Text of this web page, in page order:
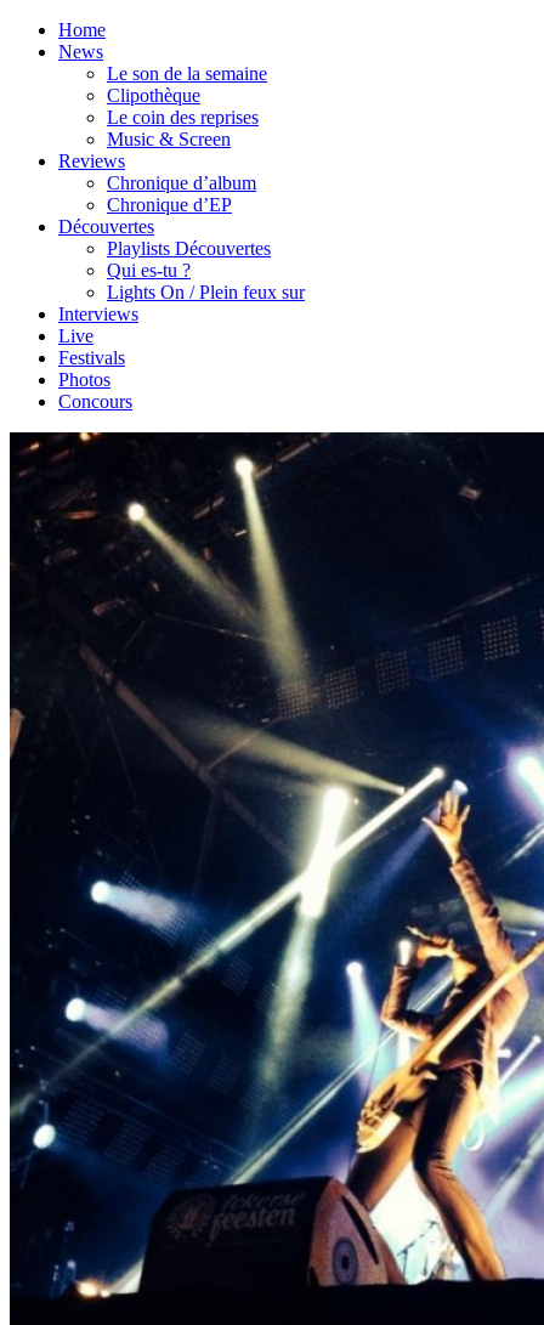
Home
News
Le son de la semaine
Clipothèque
Le coin des reprises
Music & Screen
Reviews
Chronique d’album
Chronique d’EP
Découvertes
Playlists Découvertes
Qui es-tu ?
Lights On / Plein feux sur
Interviews
Live
Festivals
Photos
Concours